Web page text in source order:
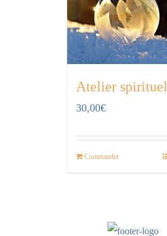
Atelier spirituel
30,00€
Commander